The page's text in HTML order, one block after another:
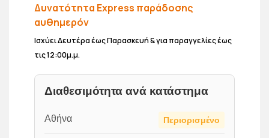
Δυνατότητα Express παράδοσης
αυθημερόν
Ισχύει Δευτέρα έως Παρασκευή & για παραγγελίες έως
τις 12:00μ.μ.
Διαθεσιμότητα ανά κατάστημα
Αθήνα Περιορισμένο